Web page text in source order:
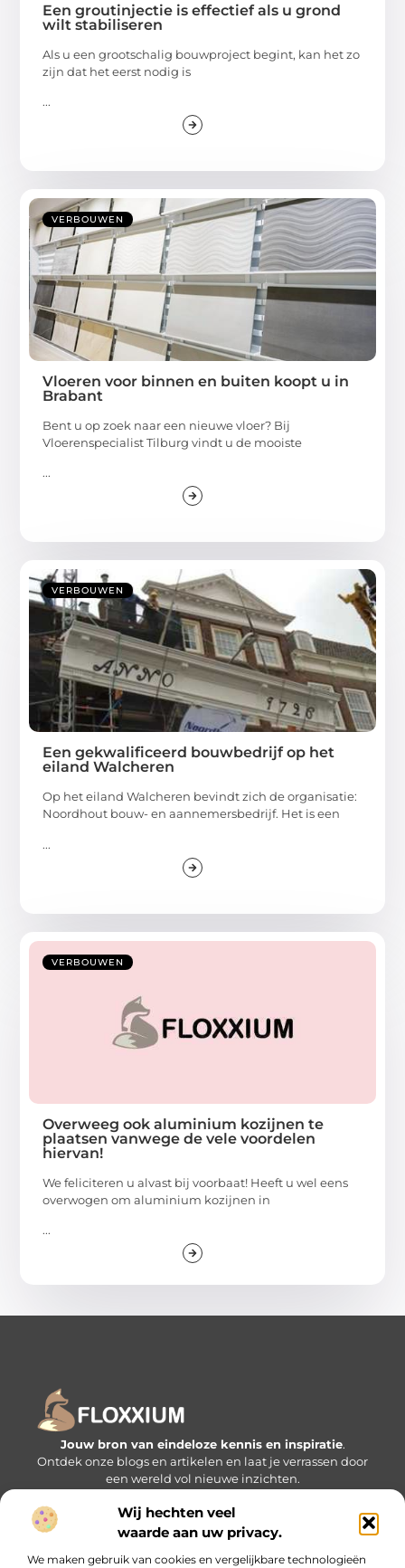
Wij hechten veel
waarde aan uw privacy.
We maken gebruik van cookies en vergelijkbare technologieën
Een groutinjectie is effectief als u grond
wilt stabiliseren
Als u een grootschalig bouwproject begint, kan het zo
zijn dat het eerst nodig is
...
VERBOUWEN
Vloeren voor binnen en buiten koopt u in
Brabant
Bent u op zoek naar een nieuwe vloer? Bij
Vloerenspecialist Tilburg vindt u de mooiste
...
VERBOUWEN
Een gekwalificeerd bouwbedrijf op het
eiland Walcheren
Op het eiland Walcheren bevindt zich de organisatie:
Noordhout bouw- en aannemersbedrijf. Het is een
...
VERBOUWEN
Overweeg ook aluminium kozijnen te
plaatsen vanwege de vele voordelen
hiervan!
We feliciteren u alvast bij voorbaat! Heeft u wel eens
overwogen om aluminium kozijnen in
...
Jouw bron van eindeloze kennis en inspiratie.
Ontdek onze blogs en artikelen en laat je verrassen door
een wereld vol nieuwe inzichten.
Bericht categorie